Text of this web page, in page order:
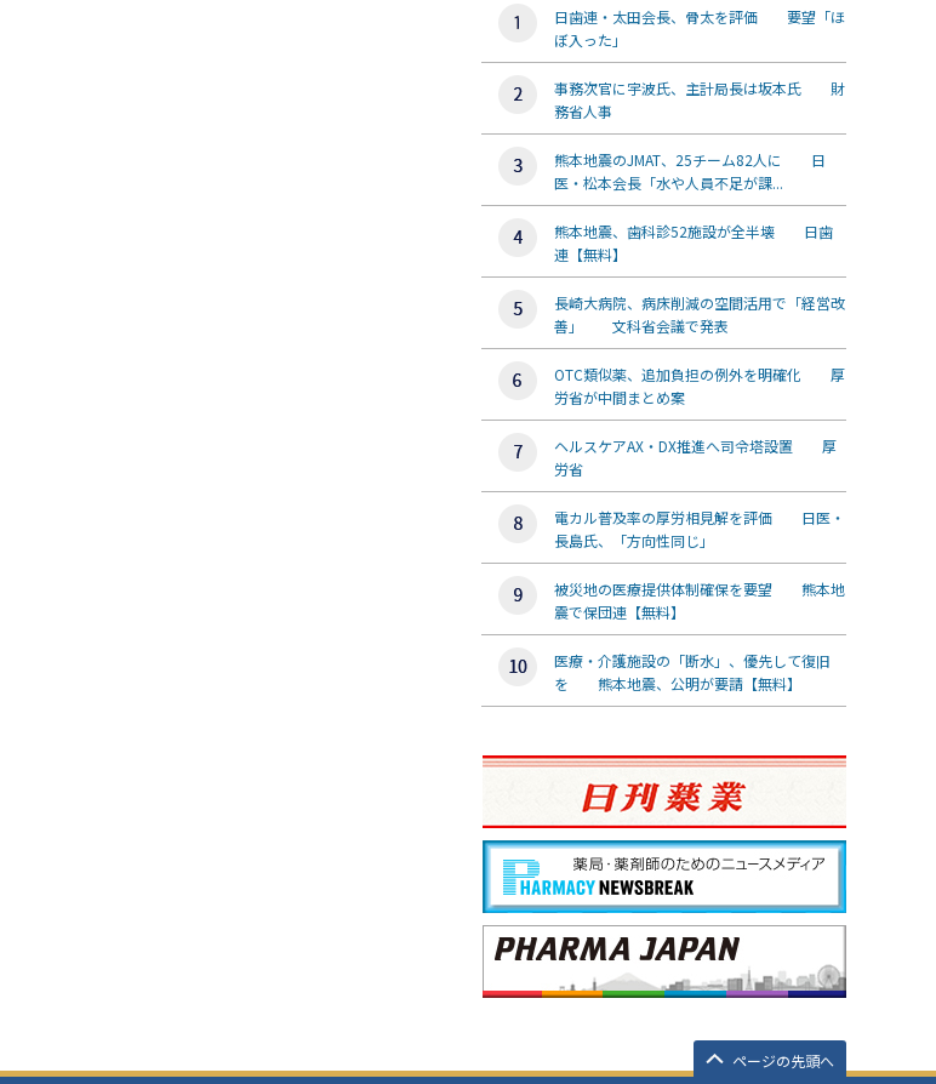
日歯連・太田会長、骨太を評価 要望「ほ
ぼ入った」
事務次官に宇波氏、主計局長は坂本氏 財
務省人事
熊本地震のJMAT、25チーム82人に 日
医・松本会長「水や人員不足が課...
熊本地震、歯科診52施設が全半壊 日歯
連【無料】
長崎大病院、病床削減の空間活用で「経営改
善」 文科省会議で発表
OTC類似薬、追加負担の例外を明確化 厚
労省が中間まとめ案
ヘルスケアAX・DX推進へ司令塔設置 厚
労省
電カル普及率の厚労相見解を評価 日医・
長島氏、「方向性同じ」
被災地の医療提供体制確保を要望 熊本地
震で保団連【無料】
医療・介護施設の「断水」、優先して復旧
を 熊本地震、公明が要請【無料】
ページの先頭へ